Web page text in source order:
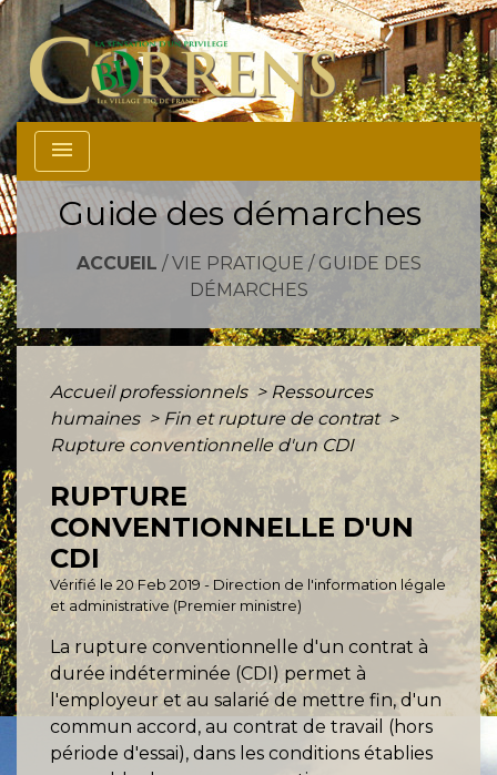
menu
Guide des démarches
ACCUEIL / VIE PRATIQUE / GUIDE DES
DÉMARCHES
Accueil professionnels > Ressources
humaines > Fin et rupture de contrat >
Rupture conventionnelle d'un CDI
RUPTURE
CONVENTIONNELLE D'UN
CDI
Vérifié le 20 Feb 2019 - Direction de l'information légale
et administrative (Premier ministre)
La rupture conventionnelle d'un contrat à
durée indéterminée (CDI) permet à
l'employeur et au salarié de mettre fin, d'un
commun accord, au contrat de travail (hors
période d'essai), dans les conditions établies